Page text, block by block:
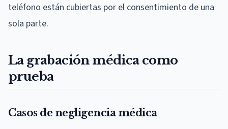
teléfono están cubiertas por el consentimiento de una
sola parte.
La grabación médica como
prueba
Casos de negligencia médica